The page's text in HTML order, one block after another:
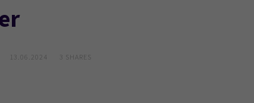
13.06.2024 3 SHARES